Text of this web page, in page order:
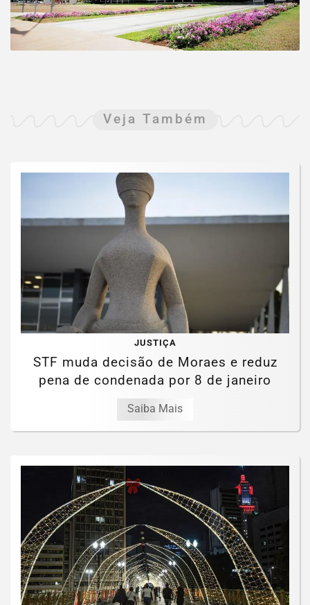
Veja Também
JUSTIÇA
STF muda decisão de Moraes e reduz
pena de condenada por 8 de janeiro
Saiba Mais